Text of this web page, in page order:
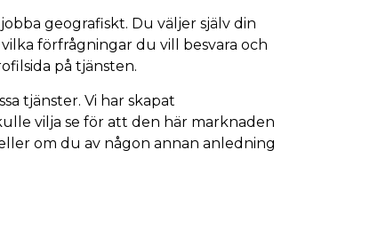
geografiskt. Du väljer själv din
förfrågningar du vill besvara och
på tjänsten.
tjänster. Vi har skapat
vilja se för att den här marknaden
om du av någon annan anledning